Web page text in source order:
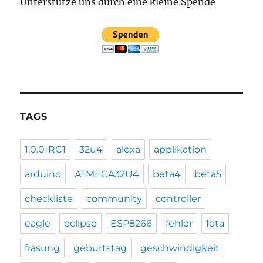
TAGS
1.0.0-RC1 32u4 alexa applikation
arduino ATMEGA32U4 beta4 beta5
checkliste community controller
eagle eclipse ESP8266 fehler fota
fräsung geburtstag geschwindigkeit